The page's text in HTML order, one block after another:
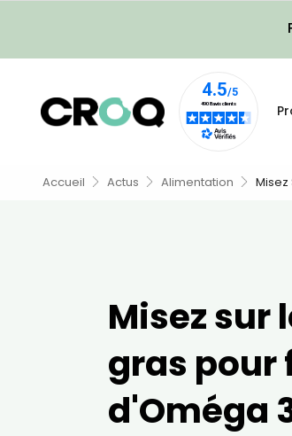
Accueil Actus Alimentation Misez
Misez sur
gras pour
d'Oméga